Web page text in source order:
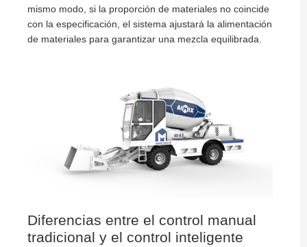
mismo modo, si la proporción de materiales no coincide
con la especificación, el sistema ajustará la alimentación
de materiales para garantizar una mezcla equilibrada.
Diferencias entre el control manual
tradicional y el control inteligente